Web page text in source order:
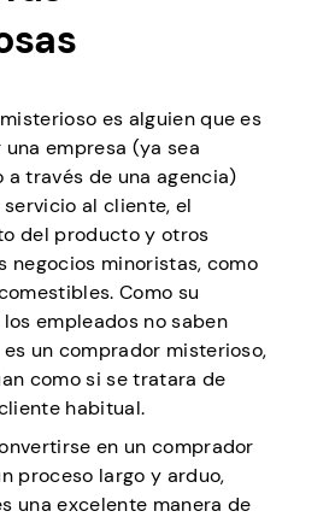
es alguien que es
empresa (ya sea
través de una agencia)
al cliente, el
del producto y otros
negocios minoristas, como
Como su
empleados no saben
un comprador misterioso,
como si se tratara de
habitual.
en un comprador
proceso largo y arduo,
una excelente manera de